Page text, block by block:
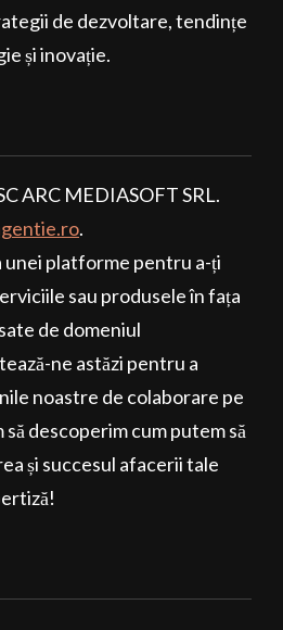
de dezvoltare, tendințe
și inovație.
ARC MEDIASOFT SRL.
.
unei platforme pentru a-ți
sau produsele în fața
de domeniul
ne astăzi pentru a
noastre de colaborare pe
descoperim cum putem să
și succesul afacerii tale